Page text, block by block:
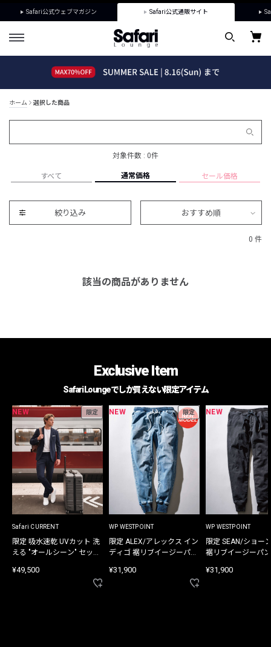
Safari公式ウェブマガジン Safari公式通販サイト
ホーム 選択した商品
対象件数 : 0件
すべて 通常価格 セール価格
絞り込み おすすめ順
0 件
該当の商品がありません
Exclusive Item
Safari Loungeでしか買えない限定アイテム
NEW 限定
Safari CURRENT
限定 吸水速乾 UVカット 洗
える "オールシーン" セット
¥49,500
NEW 限定
WP WESTPOINT
限定 ALEX/アレックス イン
ディゴ 裾リブイージーパン
¥31,900
NEW
WP WESTPOINT
限定 SEAN/ショー
裾リブイージーパ
¥31,900